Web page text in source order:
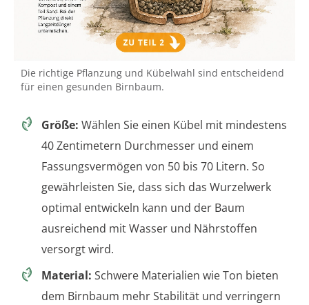
Die richtige Pflanzung und Kübelwahl sind entscheidend
für einen gesunden Birnbaum.
Größe: Wählen Sie einen Kübel mit mindestens
40 Zentimetern Durchmesser und einem
Fassungsvermögen von 50 bis 70 Litern. So
gewährleisten Sie, dass sich das Wurzelwerk
optimal entwickeln kann und der Baum
ausreichend mit Wasser und Nährstoffen
versorgt wird.
Material: Schwere Materialien wie Ton bieten
dem Birnbaum mehr Stabilität und verringern